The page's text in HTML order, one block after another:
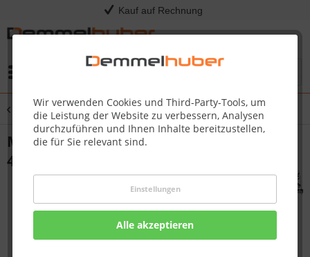
Kauf auf Rechnung
Wir verwenden Cookies und Third-Party-Tools, um
die Leistung der Website zu verbessern, Analysen
durchzuführen und Ihnen Inhalte bereitzustellen,
die für Sie relevant sind.
Einstellungen
Alle akzeptieren
Übersicht Massivholzsauna
Massivholzsauna SAHIB 1 1,93 x 1,84 m
40 mm